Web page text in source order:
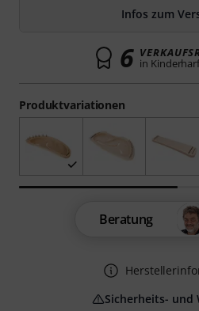
Produktvariationen
Infos zum
6 in
Beratung
Sicherheits- und